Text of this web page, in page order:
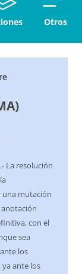
Otros
.- La resolución
mutación
con el
sea
los
ante los